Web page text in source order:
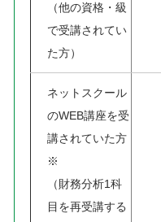
（他の資格・級
で受講されてい
た方）
ネットスクール
のWEB講座を受
講されていた方
※
（財務分析1科
目を再受講する